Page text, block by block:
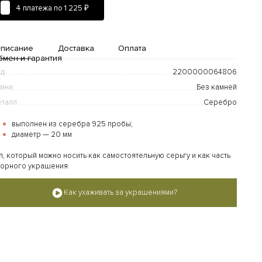
4 платежа по 1 225 ₽
2200000064806
Без камней
Серебро
выполнен из серебра 925 пробы;
диаметр — 20 мм
который можно носить как самостоятельную серьгу и как часть
украшения
Как ухаживать за украшениями?
Доставка
Доставка и оплата
Оплата
и гарантия